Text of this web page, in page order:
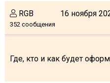
RGB
352 сообщения
16 ноября
Где, кто и как будет